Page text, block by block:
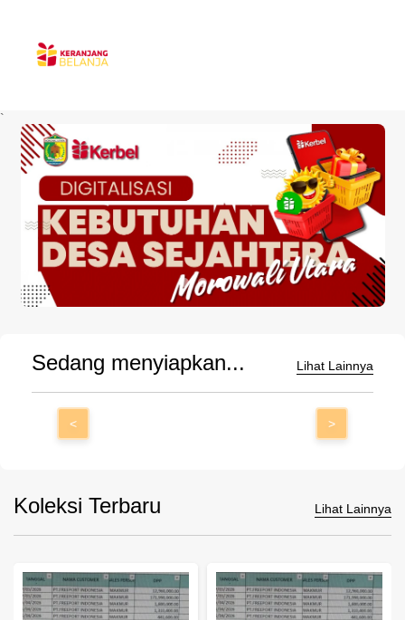
`
Sedang menyiapkan... Lihat Lainnya
< >
Koleksi Terbaru Lihat Lainnya